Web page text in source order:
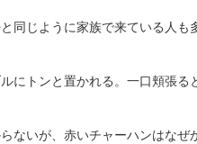
同じように家族で来ている人も
にトンと置かれる。一口頬張
ないが、赤いチャーハンはな